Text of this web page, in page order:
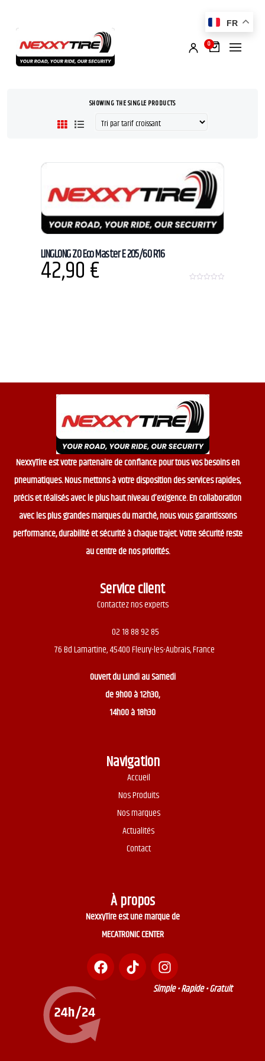
0
SHOWING THE SINGLE PRODUCTS
LINGLONG ZO Eco Master E 205/60 R16
42,90€
NexxyTire est votre partenaire de confiance pour tous vos besoins en
pneumatiques. Nous mettons à votre disposition des services rapides,
précis et réalisés avec le plus haut niveau d’exigence. En collaboration
avec les plus grandes marques du marché, nous vous garantissons
performance, durabilité et sécurité à chaque trajet. Votre sécurité reste
au centre de nos priorités.
Service client
Contactez nos experts
02 18 88 92 85
76 Bd Lamartine, 45400 Fleury-les-Aubrais, France
Ouvert duLundi au Samedi
de 9h00 à 12h30,
14h00 à 18h30
Navigation
Accueil
Nos Produits
Nos marques
Actualités
Contact
À propos
NexxyTire est une marque de
MECATRONIC CENTER
Simple • Rapide • Gratuit
FR